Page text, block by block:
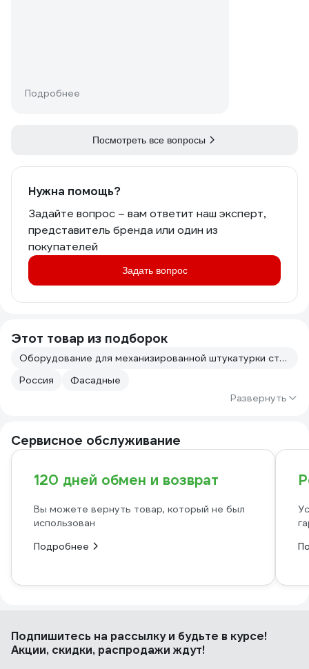
Подробнее
Посмотреть все вопросы
Нужна помощь?
Задайте вопрос – вам ответит наш эксперт,
представитель бренда или один из
покупателей
Задать вопрос
Этот товар из подборок
Оборудование для механизированной штукатурки стен
Россия
Фасадные
Развернуть
Сервисное обслуживание
120 дней обмен и возврат
Вы можете вернуть товар, который не был
использован
Подробнее
Подпишитесь на рассылкуи будьте в курсе!
Акции, скидки, распродажи ждут!